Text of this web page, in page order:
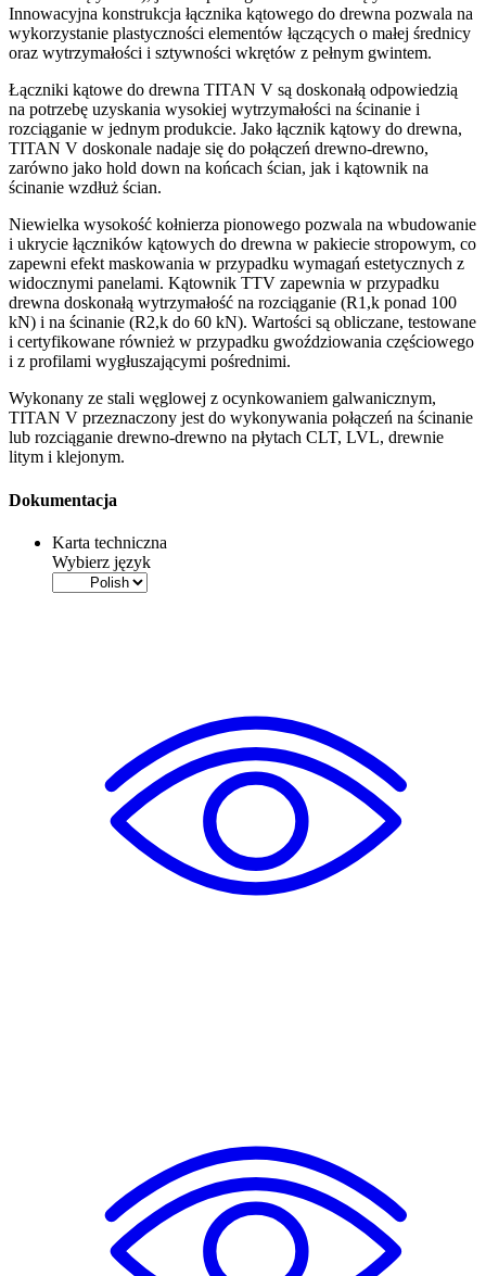
Innowacyjna konstrukcja łącznika kątowego do drewna pozwala na
wykorzystanie plastyczności elementów łączących o małej średnicy
oraz wytrzymałości i sztywności wkrętów z pełnym gwintem.
Łączniki kątowe do drewna TITAN V są doskonałą odpowiedzią
na potrzebę uzyskania wysokiej wytrzymałości na ścinanie i
rozciąganie w jednym produkcie. Jako łącznik kątowy do drewna,
TITAN V doskonale nadaje się do połączeń drewno-drewno,
zarówno jako hold down na końcach ścian, jak i kątownik na
ścinanie wzdłuż ścian.
Niewielka wysokość kołnierza pionowego pozwala na wbudowanie
i ukrycie łączników kątowych do drewna w pakiecie stropowym, co
zapewni efekt maskowania w przypadku wymagań estetycznych z
widocznymi panelami. Kątownik TTV zapewnia w przypadku
drewna doskonałą wytrzymałość na rozciąganie (R1,k ponad 100
kN) i na ścinanie (R2,k do 60 kN). Wartości są obliczane, testowane
i certyfikowane również w przypadku gwoździowania częściowego
i z profilami wygłuszającymi pośrednimi.
Wykonany ze stali węglowej z ocynkowaniem galwanicznym,
TITAN V przeznaczony jest do wykonywania połączeń na ścinanie
lub rozciąganie drewno-drewno na płytach CLT, LVL, drewnie
litym i klejonym.
Dokumentacja
Karta techniczna
Wybierz język